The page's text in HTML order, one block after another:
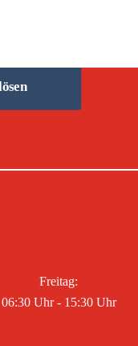
Freitag:
06:30 Uhr - 15:30 Uhr